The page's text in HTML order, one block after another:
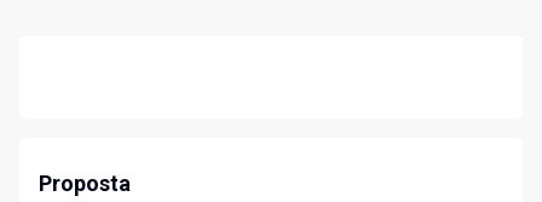
Proposta